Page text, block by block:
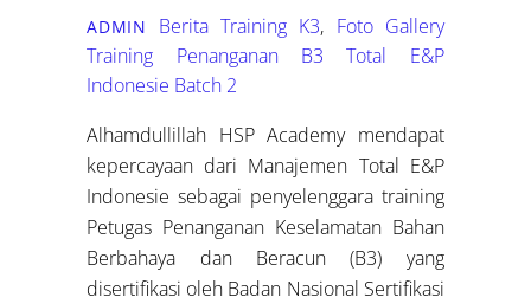
ADMIN Berita Training K3, Foto Gallery
Training Penanganan B3 Total E&P
Indonesie Batch 2
Alhamdullillah HSP Academy mendapat
kepercayaan dari Manajemen Total E&P
Indonesie sebagai penyelenggara training
Petugas Penanganan Keselamatan Bahan
Berbahaya dan Beracun (B3) yang
disertifikasi oleh Badan Nasional Sertifikasi